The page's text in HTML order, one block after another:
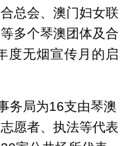
总会、澳门妇女联
多个琴澳团体及合
度无烟宣传月的启
务局为16支由琴澳
愿者、执法等代表